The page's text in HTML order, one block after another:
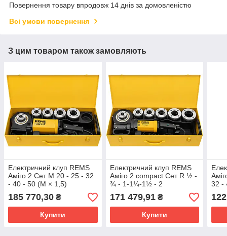
Повернення товару впродовж 14 днів за домовленістю
Всі умови повернення
З цим товаром також замовляють
Електричний клуп REMS
Аміго 2 Сет M 20 - 25 - 32
- 40 - 50 (M × 1,5)
185 770,30 ₴
Купити
Електричний клуп REMS
Аміго 2 compact Сет R ½ -
¾ - 1-1¼-1½ - 2
171 479,91₴
Купити
32 -